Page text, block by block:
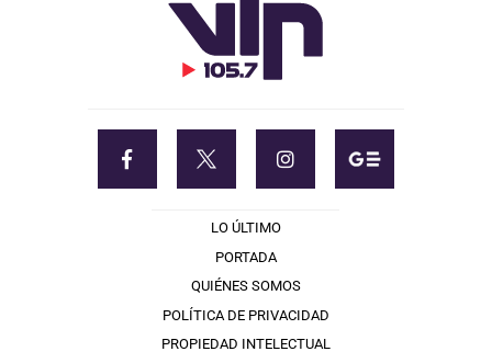
LO ÚLTIMO
PORTADA
QUIÉNES SOMOS
POLÍTICA DE PRIVACIDAD
PROPIEDAD INTELECTUAL